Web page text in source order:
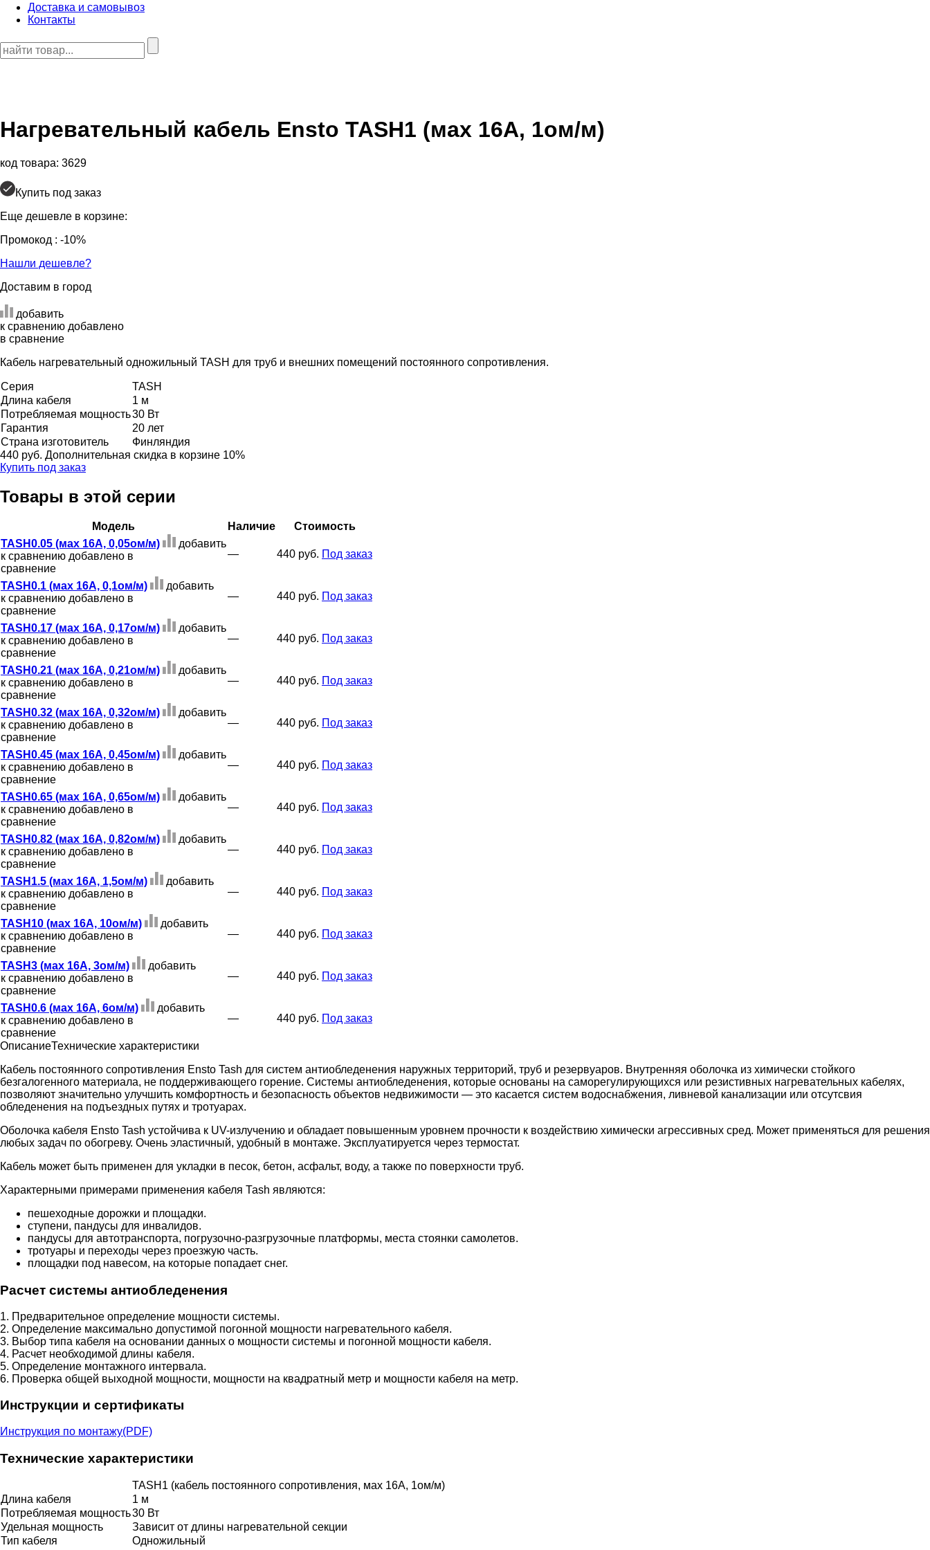
Доставка и самовывоз
Контакты
Нагревательный кабель Ensto TASH1 (мах 16А, 1ом/м)
код товара: 3629
Купить под заказ
Еще дешевле в корзине:
Промокод : -10%
Нашли дешевле?
Доставим в город
добавить
к сравнению добавлено
в сравнение
Кабель нагревательный одножильный TASH для труб и внешних помещений постоянного сопротивления.
Серия
TASH
Длина кабеля
1 м
Потребляемая мощность30 Вт
Гарантия
20 лет
Страна изготовитель
Финляндия
440 руб. Дополнительная скидка в корзине 10%
Купить под заказ
Товары в этой серии
Модель Наличие
Стоимость
TASH0.05 (мах 16А, 0,05ом/м)
добавить
к сравнению добавлено в
сравнение
— 440 руб. Под заказ
TASH0.1 (мах 16А, 0,1ом/м)
добавить
к сравнению добавлено в
сравнение
— 440 руб. Под заказ
TASH0.17 (мах 16А, 0,17ом/м)
добавить
к сравнению добавлено в
сравнение
— 440 руб. Под заказ
TASH0.21 (мах 16А, 0,21ом/м)
добавить
к сравнению добавлено в
сравнение
— 440 руб. Под заказ
TASH0.32 (мах 16А, 0,32ом/м)
добавить
к сравнению добавлено в
сравнение
— 440 руб. Под заказ
TASH0.45 (мах 16А, 0,45ом/м)
добавить
к сравнению добавлено в
сравнение
— 440 руб. Под заказ
TASH0.65 (мах 16А, 0,65ом/м)
добавить
к сравнению добавлено в
сравнение
— 440 руб. Под заказ
TASH0.82 (мах 16А, 0,82ом/м)
добавить
к сравнению добавлено в
сравнение
— 440 руб. Под заказ
TASH1.5 (мах 16А, 1,5ом/м)
добавить
к сравнению добавлено в
сравнение
— 440 руб. Под заказ
TASH10 (мах 16А, 10ом/м)
добавить
к сравнению добавлено в
сравнение
— 440 руб. Под заказ
TASH3 (мах 16А, 3ом/м)
добавить
к сравнению добавлено в
сравнение
— 440 руб. Под заказ
TASH0.6 (мах 16А, 6ом/м)
добавить
к сравнению добавлено в
сравнение
— 440 руб. Под заказ
ОписаниеТехнические характеристики
Кабель постоянного сопротивления Ensto Tash для систем антиобледенения наружных территорий, труб и резервуаров. Внутренняя оболочка из химически стойкого
безгалогенного материала, не поддерживающего горение. Системы антиобледенения, которые основаны на саморегулирующихся или резистивных нагревательных кабелях,
позволяют значительно улучшить комфортность и безопасность объектов недвижимости — это касается систем водоснабжения, ливневой канализации или отсутсвия
обледенения на подъездных путях и тротуарах.
Оболочка кабеля Ensto Tash устойчива к UV-излучению и обладает повышенным уровнем прочности к воздействию химически агрессивных сред. Может применяться для решения
любых задач по обогреву. Очень эластичный, удобный в монтаже. Эксплуатируется через термостат.
Кабель может быть применен для укладки в песок, бетон, асфальт, воду, а также по поверхности труб.
Характерными примерами применения кабеля Таsh являются:
пешеходные дорожки и площадки.
ступени, пандусы для инвалидов.
пандусы для автотранспорта, погрузочно-разгрузочные платформы, места стоянки самолетов.
тротуары и переходы через проезжую часть.
площадки под навесом, на которые попадает снег.
Расчет системы антиобледенения
1. Предварительное определение мощности системы.
2. Определение максимально допустимой погонной мощности нагревательного кабеля.
3. Выбор типа кабеля на основании данных о мощности системы и погонной мощности кабеля.
4. Расчет необходимой длины кабеля.
5. Определение монтажного интервала.
6. Проверка общей выходной мощности, мощности на квадратный метр и мощности кабеля на метр.
Инструкции и сертификаты
Инструкция по монтажу(PDF)
Технические характеристики
TASH1 (кабель постоянного сопротивления, мах 16А, 1ом/м)
Длина кабеля
1 м
Потребляемая мощность30 Вт
Удельная мощность
Зависит от длины нагревательной секции
Тип кабеля
Одножильный